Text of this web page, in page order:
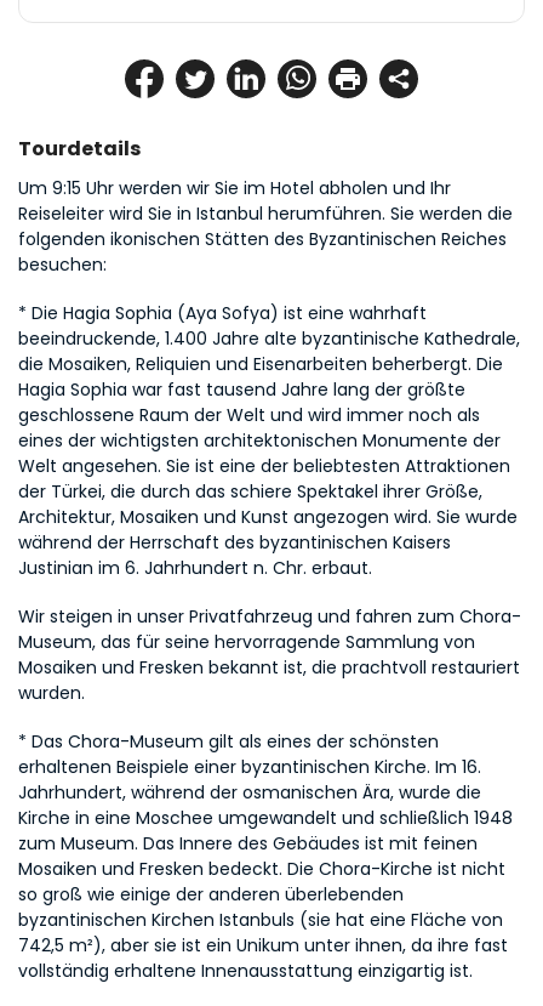
Tourdetails
Um 9:15 Uhr werden wir Sie im Hotel abholen und Ihr
Reiseleiter wird Sie in Istanbul herumführen. Sie werden die
folgenden ikonischen Stätten des Byzantinischen Reiches
besuchen:
* Die Hagia Sophia (Aya Sofya) ist eine wahrhaft
beeindruckende, 1.400 Jahre alte byzantinische Kathedrale,
die Mosaiken, Reliquien und Eisenarbeiten beherbergt. Die
Hagia Sophia war fast tausend Jahre lang der größte
geschlossene Raum der Welt und wird immer noch als
eines der wichtigsten architektonischen Monumente der
Welt angesehen. Sie ist eine der beliebtesten Attraktionen
der Türkei, die durch das schiere Spektakel ihrer Größe,
Architektur, Mosaiken und Kunst angezogen wird. Sie wurde
während der Herrschaft des byzantinischen Kaisers
Justinian im 6. Jahrhundert n. Chr. erbaut.
Wir steigen in unser Privatfahrzeug und fahren zum Chora-
Museum, das für seine hervorragende Sammlung von
Mosaiken und Fresken bekannt ist, die prachtvoll restauriert
wurden.
* Das Chora-Museum gilt als eines der schönsten
erhaltenen Beispiele einer byzantinischen Kirche. Im 16.
Jahrhundert, während der osmanischen Ära, wurde die
Kirche in eine Moschee umgewandelt und schließlich 1948
zum Museum. Das Innere des Gebäudes ist mit feinen
Mosaiken und Fresken bedeckt. Die Chora-Kirche ist nicht
so groß wie einige der anderen überlebenden
byzantinischen Kirchen Istanbuls (sie hat eine Fläche von
742,5 m²), aber sie ist ein Unikum unter ihnen, da ihre fast
vollständig erhaltene Innenausstattung einzigartig ist.